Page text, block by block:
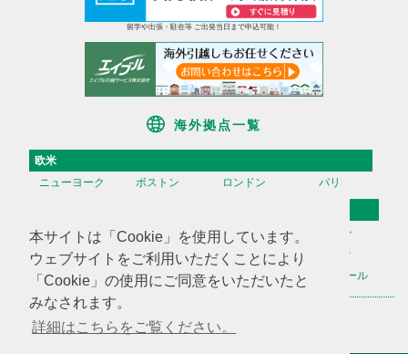
本サイトは「Cookie」を使用しています。
ウェブサイトをご利用いただくことにより
「Cookie」の使用にご同意をいただいたと
みなされます。
詳細はこちらをご覧ください。
留学や出張・駐在等 ご出発当日まで申込可能！
海外拠点一覧
欧米
ニューヨーク
ボストン ロンドン パリ
香港
台湾 高雄
ソウル
天津
上海 蘇州
深セン
広州
ハノイ マニラ シンガポール
海外不動産投資情報 海外CHINTAI